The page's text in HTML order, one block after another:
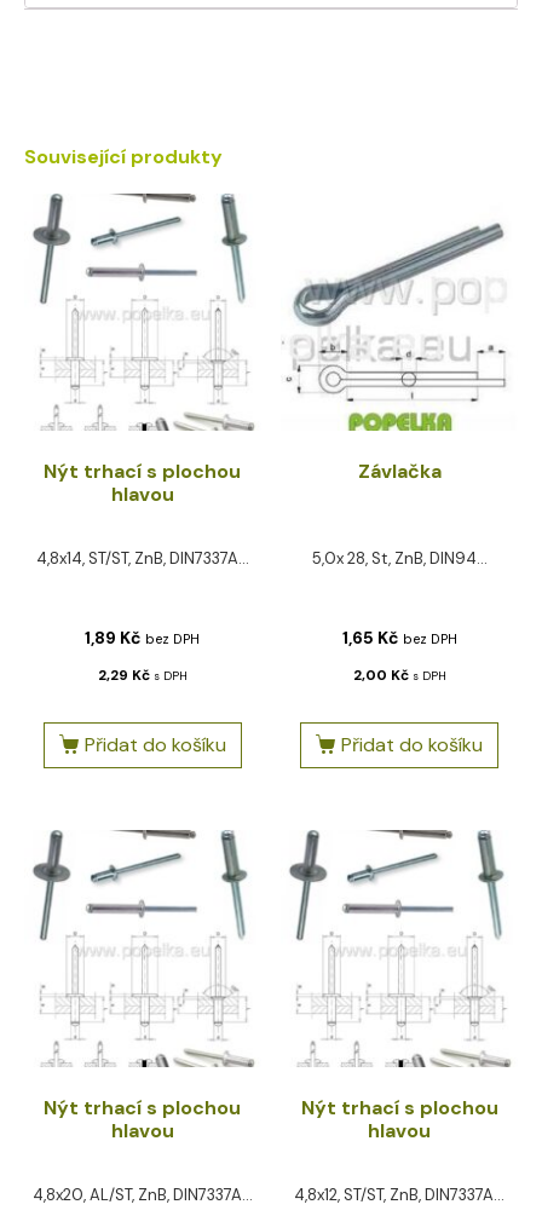
Související produkty
Nýt trhací s plochou
hlavou
4,8x14, ST/ST, ZnB, DIN7337A...
1,89 Kč bez DPH
2,29 Kč s DPH
Přidat do košíku
Závlačka
5,0x 28, St, ZnB, DIN94...
1,65 Kč bez DPH
2,00 Kč s DPH
Přidat do košíku
Nýt trhací s plochou
hlavou
4,8x20, AL/ST, ZnB, DIN7337A...
Nýt trhací s plochou
hlavou
4,8x12, ST/ST, ZnB, DIN7337A...